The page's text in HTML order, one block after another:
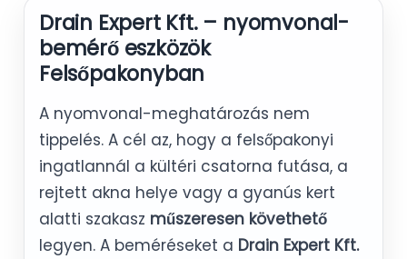
Drain Expert Kft. – nyomvonal-
bemérő eszközök
Felsőpakonyban
A nyomvonal-meghatározás nem
tippelés. A cél az, hogy a felsőpakonyi
ingatlannál a kültéri csatorna futása, a
rejtett akna helye vagy a gyanús kert
alatti szakasz műszeresen követhető
legyen. A beméréseket a Drain Expert Kft.